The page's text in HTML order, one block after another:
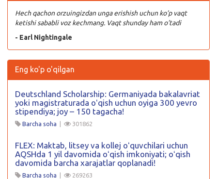
Hech qachon orzuingizdan unga erishish uchun ko’p vaqt
ketishi sababli voz kechmang. Vaqt shunday ham o’tadi
- Earl Nightingale
Eng ko'p o'qilgan
Deutschland Scholarship: Germaniyada bakalavriat
yoki magistraturada oʻqish uchun oyiga 300 yevro
stipendiya; joy – 150 tagacha!
Barcha soha | 301862
FLEX: Maktab, litsey va kollej oʻquvchilari uchun
AQSHda 1 yil davomida oʻqish imkoniyati; oʻqish
davomida barcha xarajatlar qoplanadi!
Barcha soha | 269263